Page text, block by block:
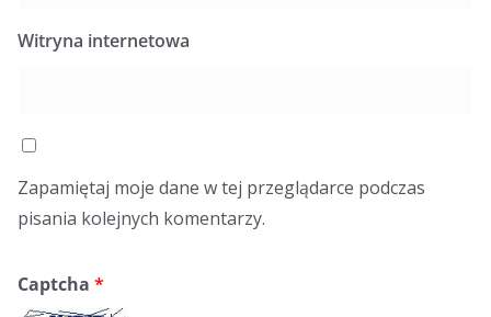
Witryna internetowa
Zapamiętaj moje dane w tej przeglądarce podczas
pisania kolejnych komentarzy.
Captcha *